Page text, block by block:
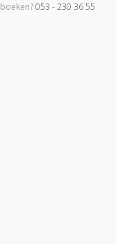
boeken?053 - 230 36 55